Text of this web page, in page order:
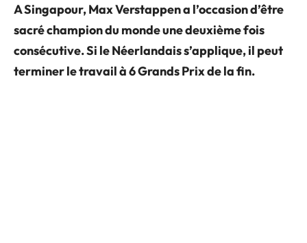
A Singapour, Max Verstappen a l’occasion d’être
sacré champion du monde une deuxième fois
consécutive. Si le Néerlandais s’applique, il peut
terminer le travail à 6 Grands Prix de la fin.